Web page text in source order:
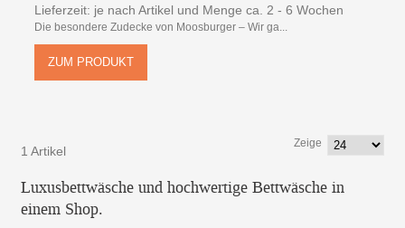
Lieferzeit: je nach Artikel und Menge ca. 2 - 6 Wochen
Die besondere Zudecke von Moosburger – Wir ga...
ZUM PRODUKT
1 Artikel
Zeige
Luxusbettwäsche und hochwertige Bettwäsche in
einem Shop.